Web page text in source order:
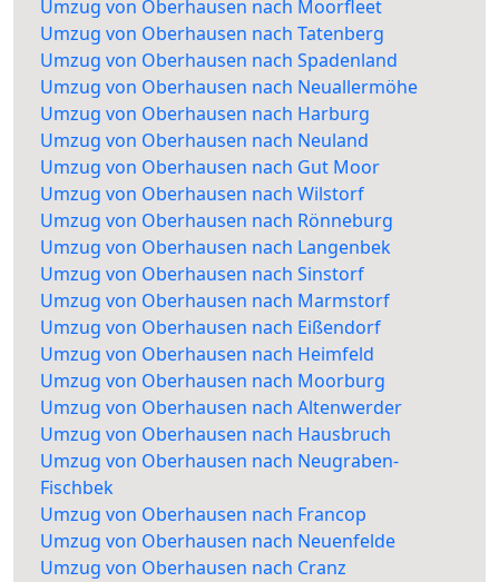
Umzug von Oberhausen nach Moorfleet
Umzug von Oberhausen nach Tatenberg
Umzug von Oberhausen nach Spadenland
Umzug von Oberhausen nach Neuallermöhe
Umzug von Oberhausen nach Harburg
Umzug von Oberhausen nach Neuland
Umzug von Oberhausen nach Gut Moor
Umzug von Oberhausen nach Wilstorf
Umzug von Oberhausen nach Rönneburg
Umzug von Oberhausen nach Langenbek
Umzug von Oberhausen nach Sinstorf
Umzug von Oberhausen nach Marmstorf
Umzug von Oberhausen nach Eißendorf
Umzug von Oberhausen nach Heimfeld
Umzug von Oberhausen nach Moorburg
Umzug von Oberhausen nach Altenwerder
Umzug von Oberhausen nach Hausbruch
Umzug von Oberhausen nach Neugraben-
Fischbek
Umzug von Oberhausen nach Francop
Umzug von Oberhausen nach Neuenfelde
Umzug von Oberhausen nach Cranz